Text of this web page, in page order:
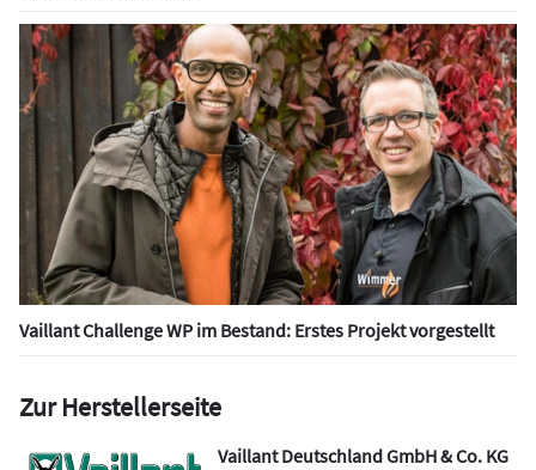
Vaillant Challenge WP im Bestand: Erstes Projekt vorgestellt
Zur Herstellerseite
Vaillant Deutschland GmbH & Co. KG